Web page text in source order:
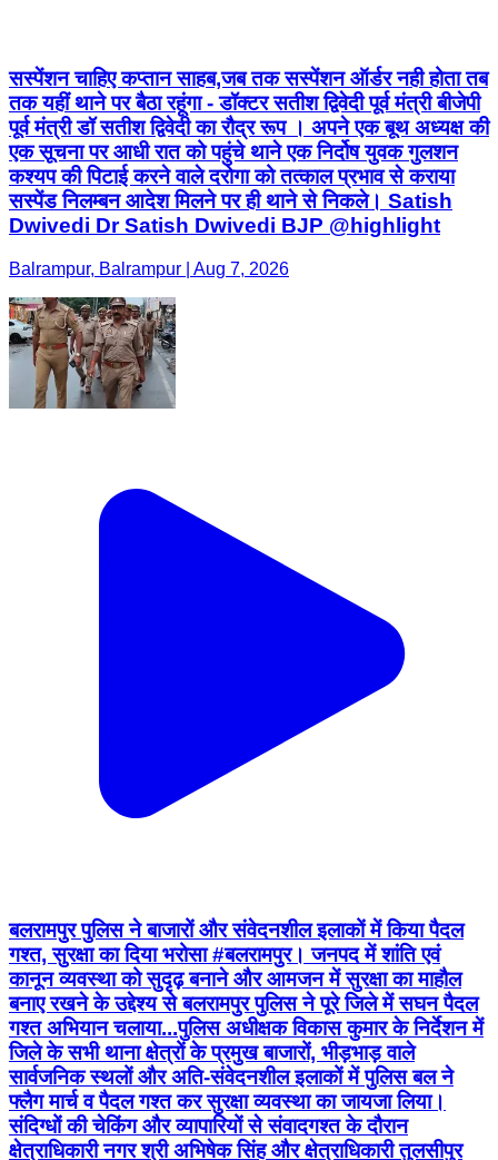
सस्पेंशन चाहिए कप्तान साहब,जब तक सस्पेंशन ऑर्डर नही होता तब
तक यहीं थाने पर बैठा रहूंगा - डॉक्टर सतीश द्विवेदी पूर्व मंत्री बीजेपी
पूर्व मंत्री डॉ सतीश द्विवेदी का रौद्र रूप । अपने एक बूथ अध्यक्ष की
एक सूचना पर आधी रात को पहुंचे थाने एक निर्दोष युवक गुलशन
कश्यप की पिटाई करने वाले दरोगा को तत्काल प्रभाव से कराया
सस्पेंड निलम्बन आदेश मिलने पर ही थाने से निकले। Satish
Dwivedi Dr Satish Dwivedi BJP @highlight
Balrampur, Balrampur | Aug 7, 2026
बलरामपुर पुलिस ने बाजारों और संवेदनशील इलाकों में किया पैदल
गश्त, सुरक्षा का दिया भरोसा #​बलरामपुर। जनपद में शांति एवं
कानून व्यवस्था को सुदृढ़ बनाने और आमजन में सुरक्षा का माहौल
बनाए रखने के उद्देश्य से बलरामपुर पुलिस ने पूरे जिले में सघन पैदल
गश्त अभियान चलाया... ​पुलिस अधीक्षक विकास कुमार के निर्देशन में
जिले के सभी थाना क्षेत्रों के प्रमुख बाजारों, भीड़भाड़ वाले
सार्वजनिक स्थलों और अति-संवेदनशील इलाकों में पुलिस बल ने
फ्लैग मार्च व पैदल गश्त कर सुरक्षा व्यवस्था का जायजा लिया। ​
संदिग्धों की चेकिंग और व्यापारियों से संवाद ​गश्त के दौरान
क्षेत्राधिकारी नगर श्री अभिषेक सिंह और क्षेत्राधिकारी तुलसीपुर